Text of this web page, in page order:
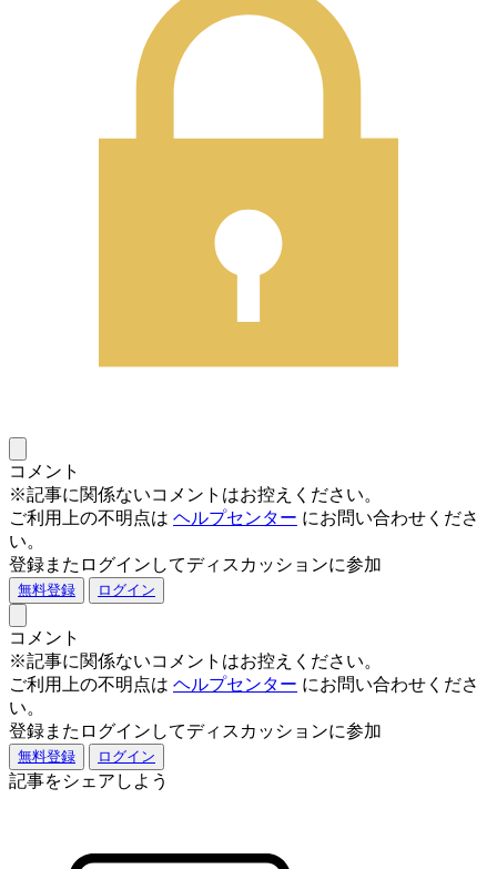
コメント
※記事に関係ないコメントはお控えください。
ご利用上の不明点は ヘルプセンター にお問い合わせくださ
い。
登録またログインしてディスカッションに参加
無料登録 ログイン
コメント
※記事に関係ないコメントはお控えください。
ご利用上の不明点は ヘルプセンター にお問い合わせくださ
い。
登録またログインしてディスカッションに参加
無料登録 ログイン
記事をシェアしよう